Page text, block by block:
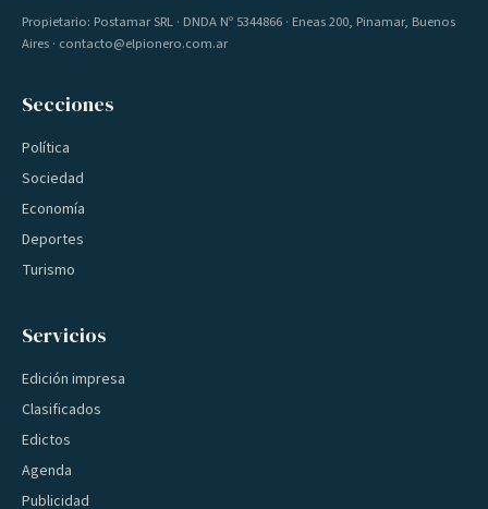
Propietario: Postamar SRL · DNDA Nº 5344866 · Eneas 200, Pinamar, Buenos
Aires · contacto@elpionero.com.ar
Secciones
Política
Sociedad
Economía
Deportes
Turismo
Servicios
Edición impresa
Clasificados
Edictos
Agenda
Publicidad